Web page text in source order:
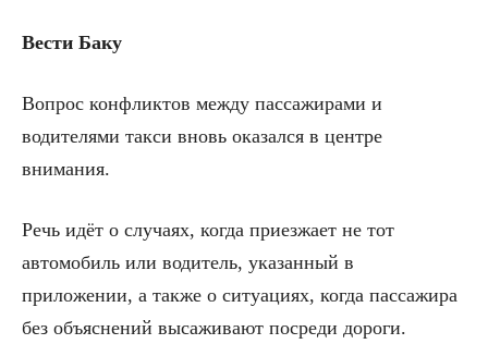
Вести Баку
Вопрос конфликтов между пассажирами и
водителями такси вновь оказался в центре
внимания.
Речь идёт о случаях, когда приезжает не тот
автомобиль или водитель, указанный в
приложении, а также о ситуациях, когда пассажира
без объяснений высаживают посреди дороги.